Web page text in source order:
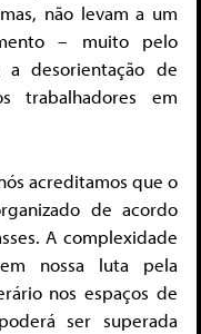
não levam a um
– muito pelo
desorientação de
trabalhadores em
acreditamos que o
de acordo
A complexidade
nossa luta pela
nos espaços de
ser superada